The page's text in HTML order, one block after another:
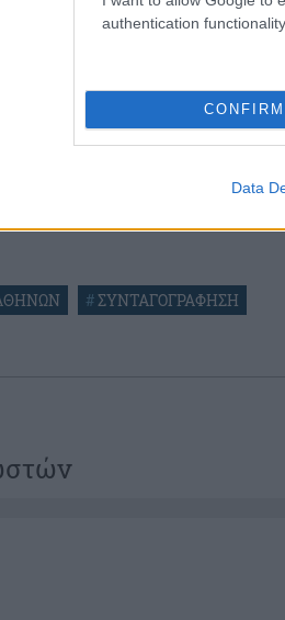
authentication
CONFIRM
Data
#ΣΥΝΤΑΓΟΓΡΑΦΗΣΗ